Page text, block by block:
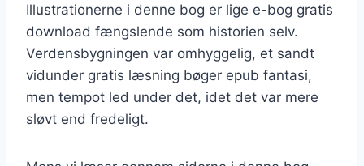
Illustrationerne i denne bog er lige e-bog gratis
download fængslende som historien selv.
Verdensbygningen var omhyggelig, et sandt
vidunder gratis læsning bøger epub fantasi,
men tempot led under det, idet det var mere
sløvt end fredeligt.